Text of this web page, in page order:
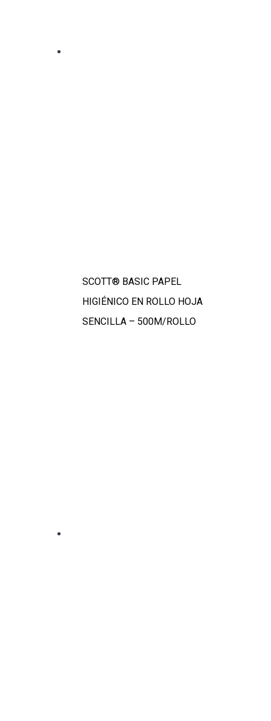
SCOTT® BASIC PAPEL
HIGIÉNICO EN ROLLO HOJA
SENCILLA – 500M/ROLLO